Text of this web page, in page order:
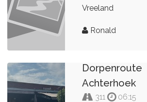
Vreeland
Ronald
Dorpenroute
Achterhoek
311
06:15